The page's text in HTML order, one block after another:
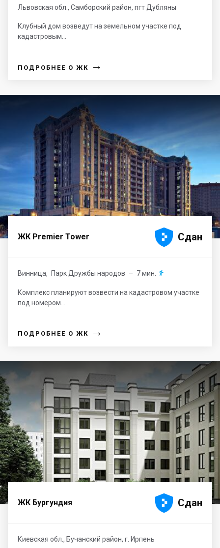
Львовская обл., Самборский район, пгт Дубляны
Клубный дом возведут на земельном участке под
кадастровым...
ПОДРОБНЕЕ О ЖК →
ЖК Premier Tower 



 Сдан
Винница, Парк Дружбы народов – 7 мин. 
Комплекс планируют возвести на кадастровом участке
под номером...
ПОДРОБНЕЕ О ЖК →
ЖК Бургундия 



 Сдан
Киевская обл., Бучанский район, г. Ирпень